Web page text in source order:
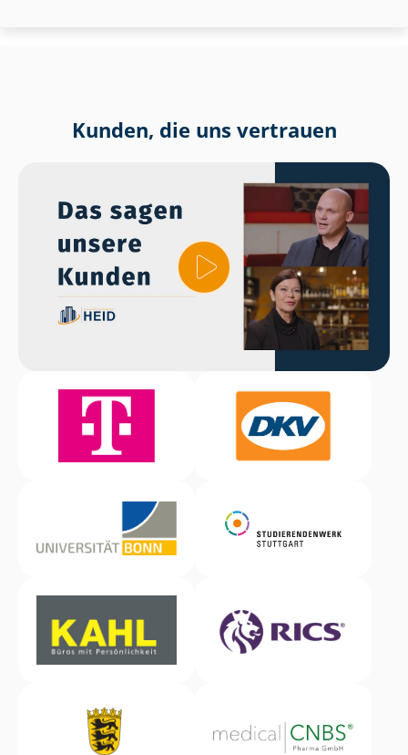
Kunden, die uns vertrauen